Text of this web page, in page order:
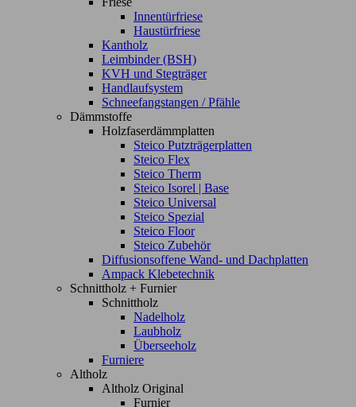
Innentürfriese
Haustürfriese
Kantholz
Leimbinder (BSH)
KVH und Stegträger
Handlaufsystem
Schneefangstangen / Pfähle
Dämmstoffe
Holzfaserdämmplatten
Steico Putzträgerplatten
Steico Flex
Steico Therm
Steico Isorel | Base
Steico Universal
Steico Spezial
Steico Floor
Steico Zubehör
Diffusionsoffene Wand- und Dachplatten
Ampack Klebetechnik
Schnittholz + Furnier
Schnittholz
Nadelholz
Laubholz
Überseeholz
Furniere
Altholz
Altholz Original
Furnier